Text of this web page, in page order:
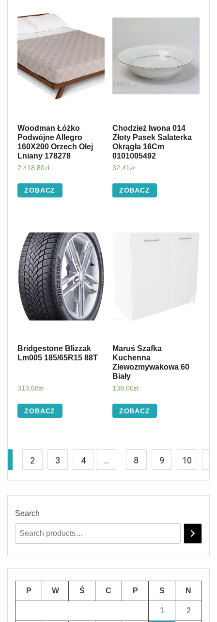
Woodman Łóżko
Podwójne Allegro
160X200 Orzech Olej
Lniany 178278
2 418,80zł
ZOBACZ
Chodzież Iwona 014
Złoty Pasek Salaterka
Okrągła 16Cm
0101005492
32,41zł
ZOBACZ
Bridgestone Blizzak
Lm005 185/65R15 88T
313,68zł
ZOBACZ
Maruś Szafka
Kuchenna
Zlewozmywakowa 60
Biały
139,00zł
ZOBACZ
2 3 4 … 8 9 10
Search
P W Ś C P S N
1 2